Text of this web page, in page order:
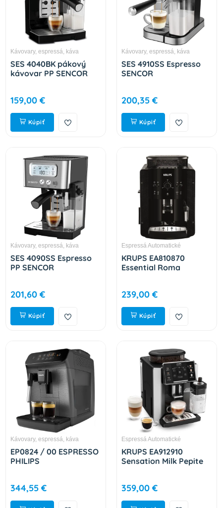
Kávovary, espressá, káva
SES 4040BK pákový
kávovar PP SENCOR
159,00 €
Kúpiť
Kávovary, espressá, káva
SES 4910SS Espresso
SENCOR
200,35 €
Kúpiť
Kávovary, espressá, káva
SES 4090SS Espresso
PP SENCOR
201,60 €
Kúpiť
Espressá Automatické
KRUPS EA810870
Essential Roma
239,00 €
Kúpiť
Kávovary, espressá, káva
EP0824 / 00 ESPRESSO
PHILIPS
344,55 €
Espressá Automatické
KRUPS EA912910
Sensation Milk Pepite
359,00 €